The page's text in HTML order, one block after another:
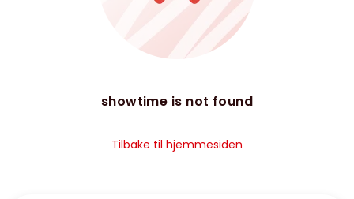
showtime is not found
Tilbake til hjemmesiden